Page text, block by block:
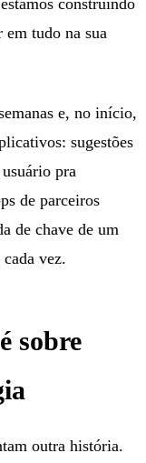
em tudo na sua
e, no início,
sugestões
pra
de parceiros
de chave de um
vez.
sobre
outra história.